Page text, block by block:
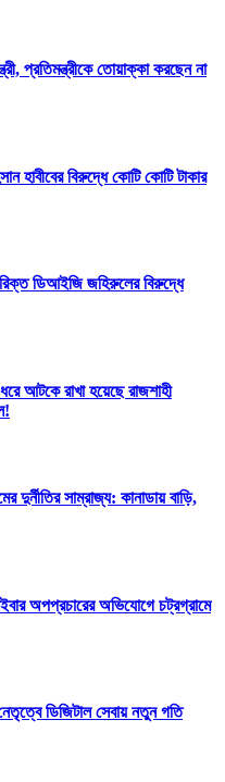
প্রতিমন্ত্রীকে তোয়াক্কা করছেন না
হাবীবের বিরুদ্ধে কোটি কোটি টাকার
ডিআইজি জহিরুলের বিরুদ্ধে
আটকে রাখা হয়েছে রাজশাহী
সাম্রাজ্য: কানাডায় বাড়ি,
অপপ্রচারের অভিযোগে চট্রগ্রামে
ডিজিটাল সেবায় নতুন গতি